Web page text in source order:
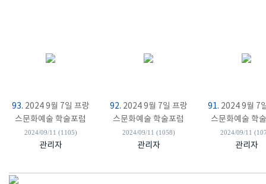
93. 2024 9월 7일 프랑
스문화예술 학술포럼
2024/09/11 (1105)
관리자
92. 2024 9월 7일 프랑
스문화예술 학술포럼
2024/09/11 (1058)
관리자
91. 2024 9월 7
스문화예술 학
2024/09/11
관리자